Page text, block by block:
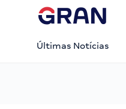
Últimas Notícias